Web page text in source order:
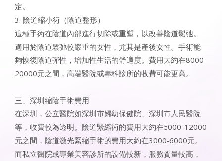
定。
3. 陰道縮小術（陰道整形）
這種手術在陰道內部進行切除或重塑，以改善陰道鬆弛。
適用於陰道鬆弛較嚴重的女性，尤其是產後女性。手術能
夠恢復陰道彈性，增加性生活的舒適度。費用大約在8000-
20000元之間，高端醫院或專科診所的收費可能更高。
三、 深圳縮陰手術費用
在深圳，公立醫院如深圳市婦幼保健院、深圳市人民醫院
等，收費較為透明。陰道緊縮術的費用大約在5000-12000
元之間，陰道激光緊縮手術的費用大約在3000-6000元。
而私立醫院或專業美容診所的設備較新，服務質量較高，